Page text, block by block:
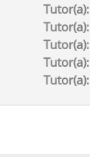
Tutor(a):
Tutor(a):
Tutor(a):
Tutor(a):
Tutor(a):